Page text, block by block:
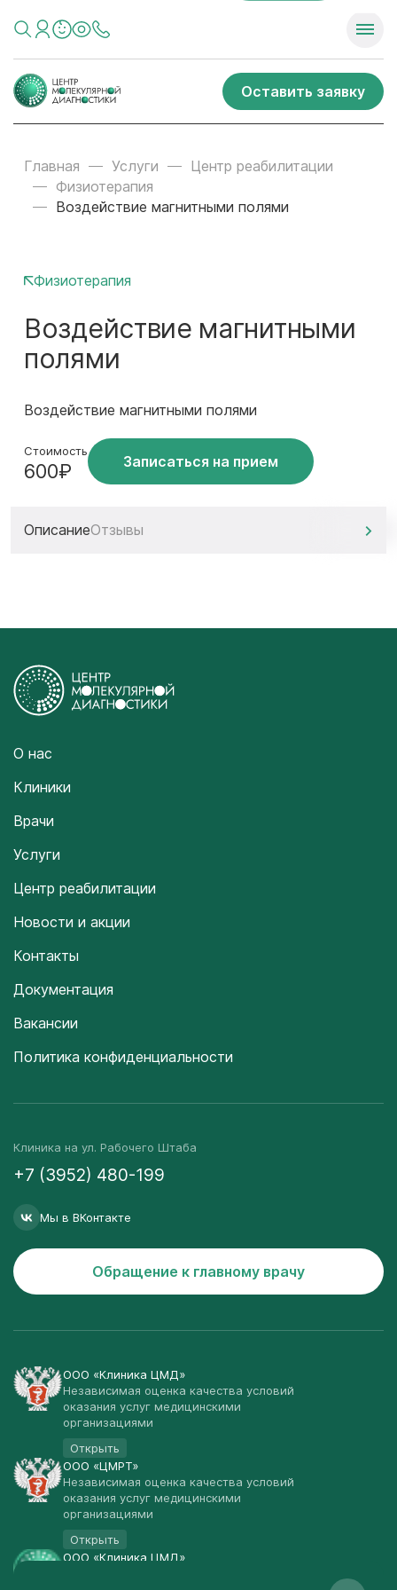
Оставить заявку
Главная Услуги
Центр реабилитации
Физиотерапия
Воздействие магнитными полями
Физиотерапия
Воздействие магнитными
полями
Воздействие магнитными полями
Стоимость
600₽ Записаться на прием
ОписаниеОтзывы
О нас
Клиники
Врачи
Услуги
Центр реабилитации
Новости и акции
Контакты
Документация
Вакансии
Политика конфиденциальности
Клиника на ул. Рабочего Штаба
+7 (3952) 480-199
Мы в ВКонтакте
Обращение к главному врачу
ООО «Клиника ЦМД»
Независимая оценка качества условий
оказания услуг медицинскими
организациями
Открыть
ООО «ЦМРТ»
Независимая оценка качества условий
оказания услуг медицинскими
организациями
Открыть
ООО «Клиника ЦМД»